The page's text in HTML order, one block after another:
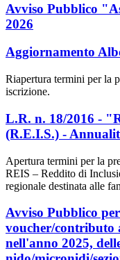
Avviso Pubblico
2026
Aggiornamento
Riapertura termini per la
iscrizione.
L.R. n. 18/2016 -
(R.E.I.S.) -
Apertura termini per la
REIS – Reddito di
regionale destinata alle
Avviso Pubblico
voucher/contributo
nell'anno 2025,